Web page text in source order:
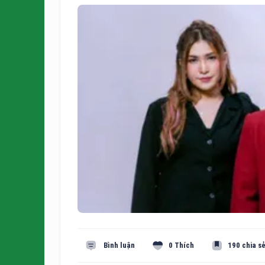
Bình luận 0 Thích 190 chia